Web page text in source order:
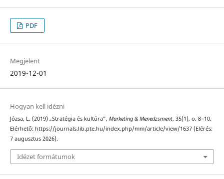
PDF
Megjelent
2019-12-01
Hogyan kell idézni
Józsa, L. (2019) „Stratégia és kultúra”, Marketing & Menedzsment, 35(1), o. 8–10.
Elérhető: https://journals.lib.pte.hu/index.php/mm/article/view/1637 (Elérés:
7 augusztus 2026).
Idézet formátumok